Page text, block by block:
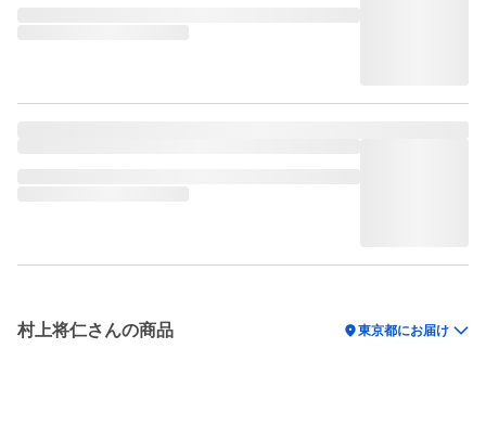
村上将仁さんの商品 location_on東京都にお届け